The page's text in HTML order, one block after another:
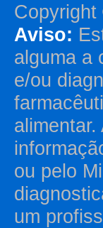
Aviso:
alguma a
e/ou
ou pelo
um